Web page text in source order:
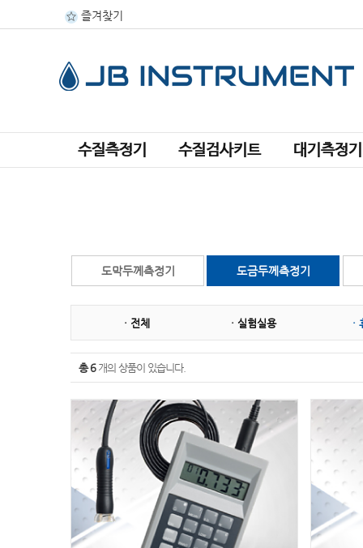
즐겨찾기
수질측정기 수질검사키트 대기측정기
도막두께측정기 도금두께측정기
· 전체 · 실험실용 ·
총 6개의 상품이 있습니다.